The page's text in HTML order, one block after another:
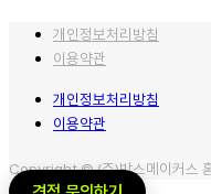
개인정보처리방침
이용약관
개인정보처리방침
이용약관
Copyright © (주)박스메이커스